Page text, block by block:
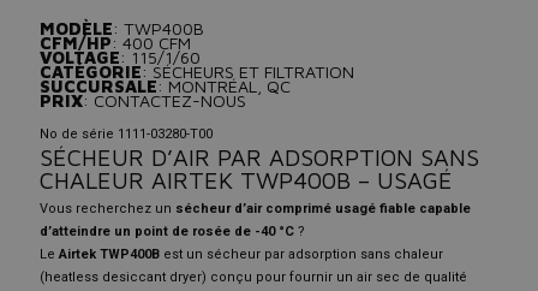
MODÈLE: TWP400B
CFM/HP: 400 CFM
VOLTAGE: 115/1/60
CATÉGORIE: SÉCHEURS ET FILTRATION
SUCCURSALE: MONTRÉAL, QC
PRIX: CONTACTEZ-NOUS
No de série 1111-03280-T00
SÉCHEUR D’AIR PAR ADSORPTION SANS
CHALEUR AIRTEK TWP400B – USAGÉ
Vous recherchez un sécheur d’air comprimé usagé fiable capable
d’atteindre un point de rosée de -40 °C ?
LeAirtek TWP400B est un sécheur par adsorption sans chaleur
(heatless desiccant dryer) conçu pour fournir un air sec de qualité